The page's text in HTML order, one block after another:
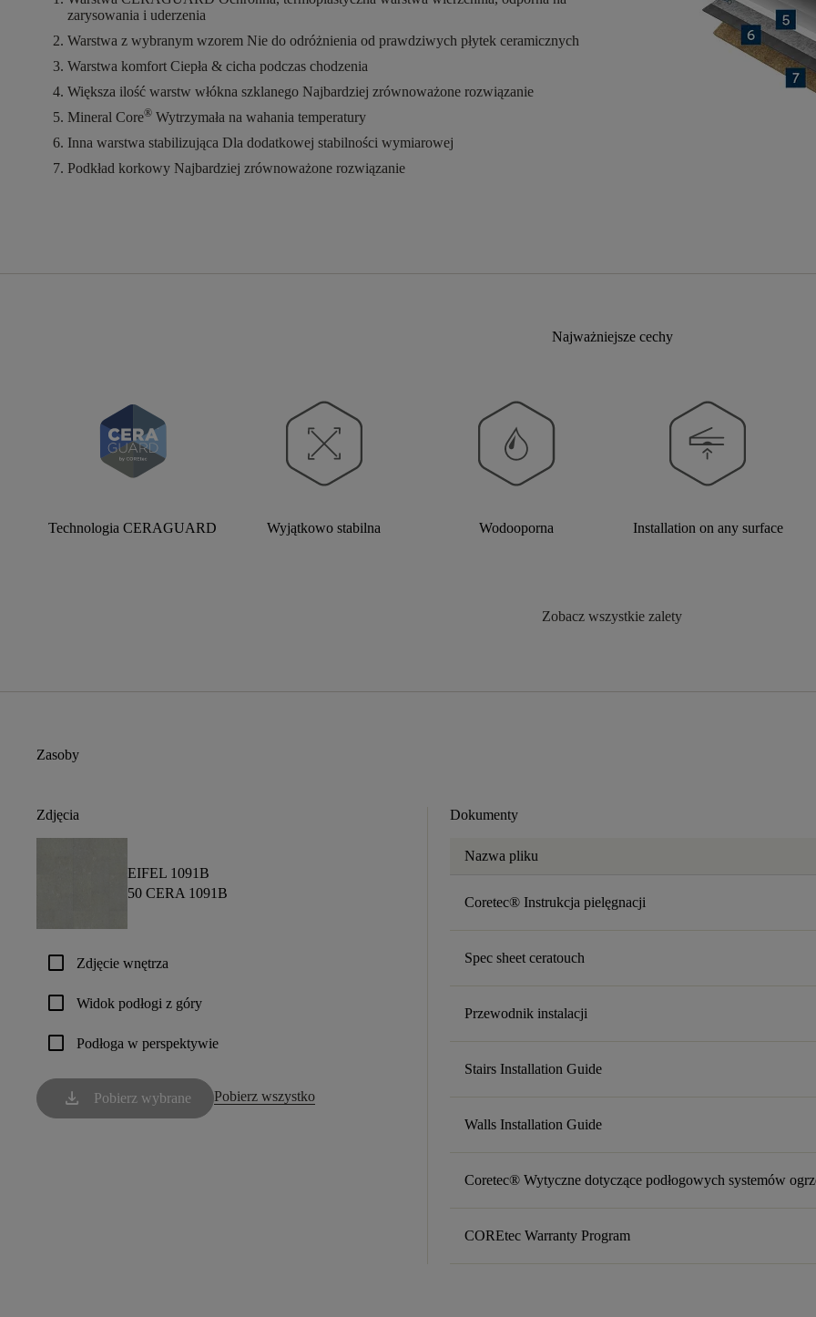
zarysowania i uderzenia
Warstwa z wybranym wzorem Nie do odróżnienia od prawdziwych płytek ceramicznych
Warstwa komfort Ciepła & cicha podczas chodzenia
Większa ilość warstw włókna szklanego Najbardziej zrównoważone rozwiązanie
Mineral Core® Wytrzymała na wahania temperatury
Inna warstwa stabilizująca Dla dodatkowej stabilności wymiarowej
Podkład korkowy Najbardziej zrównoważone rozwiązanie
Najważniejsze cechy
Technologia CERAGUARD Wyjątkowo stabilna Wodooporna Installation on any surface
Zobacz wszystkie zalety
Zasoby
Zdjęcia
EIFEL 1091B
50 CERA 1091B
check_box_outline_blank Zdjęcie wnętrza
check_box_outline_blank Widok podłogi z góry
check_box_outline_blank Podłoga w perspektywie
download Pobierz wybrane Pobierz wszystko
Dokumenty
Nazwa pliku
Coretec® Instrukcja pielęgnacji
Spec sheet ceratouch
Przewodnik instalacji
Stairs Installation Guide
Walls Installation Guide
Coretec® Wytyczne dotyczące podłogowych systemów
COREtec Warranty Program